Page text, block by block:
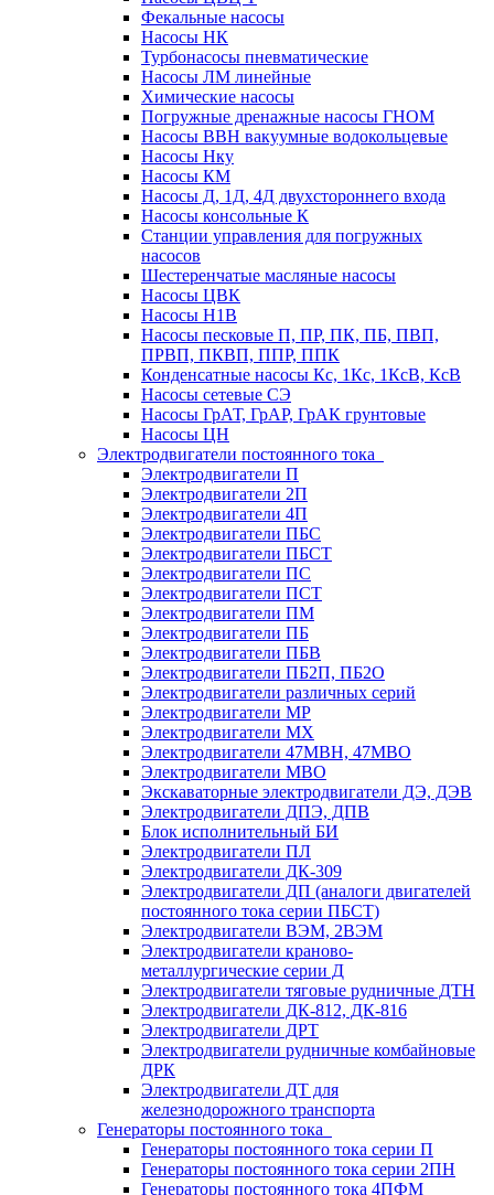
Фекальные насосы
Насосы НК
Турбонасосы пневматические
Насосы ЛМ линейные
Химические насосы
Погружные дренажные насосы ГНОМ
Насосы ВВН вакуумные водокольцевые
Насосы Нку
Насосы КМ
Насосы Д, 1Д, 4Д двухстороннего входа
Насосы консольные К
Станции управления для погружных
насосов
Шестеренчатые масляные насосы
Насосы ЦВК
Насосы Н1В
Насосы песковые П, ПР, ПК, ПБ, ПВП,
ПРВП, ПКВП, ППР, ППК
Конденсатные насосы Кс, 1Кс, 1КсВ, КсВ
Насосы сетевые СЭ
Насосы ГрАТ, ГрАР, ГрАК грунтовые
Насосы ЦН
Электродвигатели постоянного тока
Электродвигатели П
Электродвигатели 2П
Электродвигатели 4П
Электродвигатели ПБС
Электродвигатели ПБСТ
Электродвигатели ПС
Электродвигатели ПСТ
Электродвигатели ПМ
Электродвигатели ПБ
Электродвигатели ПБВ
Электродвигатели ПБ2П, ПБ2О
Электродвигатели различных серий
Электродвигатели МР
Электродвигатели MX
Электродвигатели 47MBH, 47МВО
Электродвигатели MBO
Экскаваторные электродвигатели ДЭ, ДЭВ
Электродвигатели ДПЭ, ДПВ
Блок исполнительный БИ
Электродвигатели ПЛ
Электродвигатели ДК-309
Электродвигатели ДП (аналоги двигателей
постоянного тока серии ПБСТ)
Электродвигатели ВЭМ, 2ВЭМ
Электродвигатели краново-
металлургические серии Д
Электродвигатели тяговые рудничные ДТН
Электродвигатели ДК-812, ДК-816
Электродвигатели ДРТ
Электродвигатели рудничные комбайновые
ДРК
Электродвигатели ДТ для
железнодорожного транспорта
Генераторы постоянного тока
Генераторы постоянного тока серии П
Генераторы постоянного тока серии 2ПН
Генераторы постоянного тока 4ПФМ